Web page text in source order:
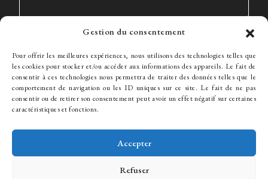
Gestion du consentement
Pour offrir les meilleures expériences, nous utilisons des technologies telles que
les cookies pour stocker et/ou accéder aux informations des appareils. Le fait de
consentir à ces technologies nous permettra de traiter des données telles que le
comportement de navigation ou les ID uniques sur ce site. Le fait de ne pas
consentir ou de retirer son consentement peut avoir un effet négatif sur certaines
caractéristiques et fonctions.
Accepter
Refuser
Le Cabinet Expertise L’équipe Actualités
Honoraires
© WJ Avocats 2024